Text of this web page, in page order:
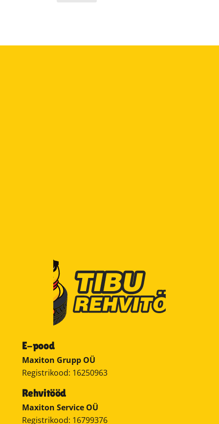
E-pood
Maxiton Grupp OÜ
Registrikood: 16250963
Rehvitööd
Maxiton Service OÜ
Registrikood: 16799376